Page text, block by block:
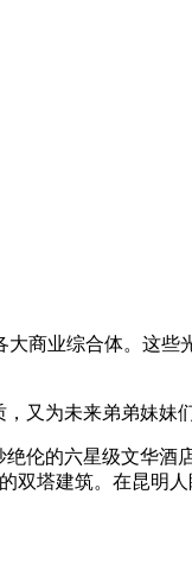
商业综合体。这些
又为未来弟弟妹妹
伦的六星级文华酒
双塔建筑。在昆明